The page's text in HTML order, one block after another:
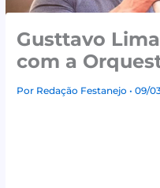
Gusttavo
com a
Por Redação Festanejo• 09/